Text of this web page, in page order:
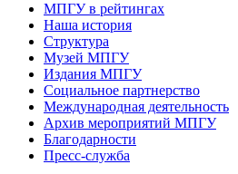
МПГУ в рейтингах
Наша история
Структура
Музей МПГУ
Издания МПГУ
Социальное партнерство
Международная деятельность
Архив мероприятий МПГУ
Благодарности
Пресс-служба